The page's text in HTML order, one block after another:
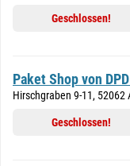
Geschlossen!
Paket Shop von
Hirschgraben 9-11, 52062
Geschlossen!